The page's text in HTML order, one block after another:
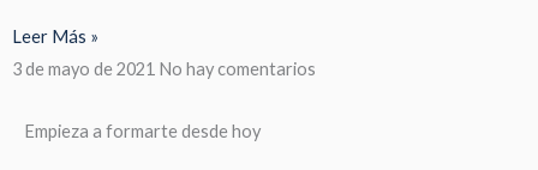
Leer Más »
3 de mayo de 2021 No hay comentarios
Empieza a formarte desde hoy